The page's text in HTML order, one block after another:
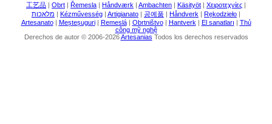
工艺品 | Obrt | Řemesla | Håndværk | Ambachten | Käsityöt | Χειροτεχνίες |
מלאכות | Kézművesség | Artigianato | 공예품 | Håndverk | Rękodzieło |
Artesanato| Meșteșuguri| Remeslá| Obrtništvo| Hantverk | El sanatları | Thủ
công mỹ nghệ
Derechos de autor © 2006-2026Artesanias Todos los derechos reservados